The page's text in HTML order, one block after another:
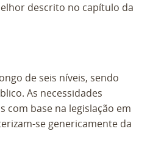
descrito no capítulo da
de seis níveis, sendo
As necessidades
com base na legislação em
se genericamente da